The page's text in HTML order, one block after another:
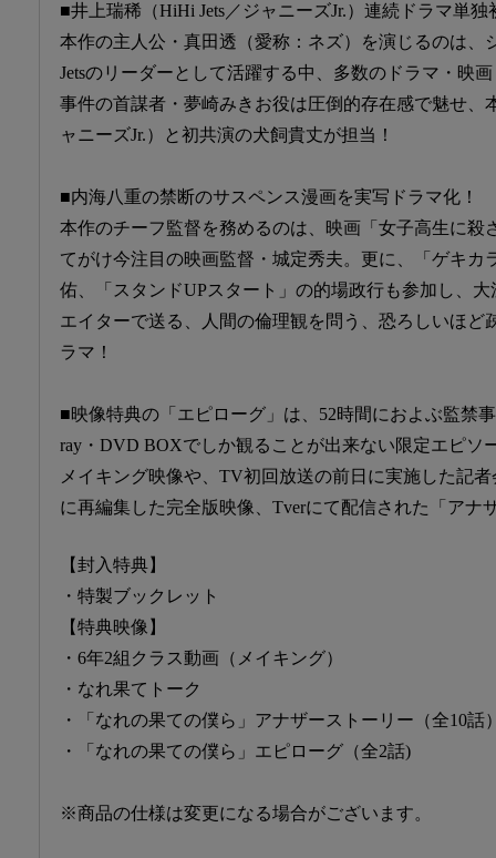
■井上瑞稀（HiHi Jets／ジャニーズJr.）連続ドラマ単独
本作の主人公・真田透（愛称：ネズ）を演じるのは、
Jetsのリーダーとして活躍する中、多数のドラマ・映
事件の首謀者・夢崎みきお役は圧倒的存在感で魅せ、
ャニーズJr.）と初共演の犬飼貴丈が担当！
■内海八重の禁断のサスペンス漫画を実写ドラマ化！
本作のチーフ監督を務めるのは、映画「女子高生に殺
てがけ今注目の映画監督・城定秀夫。更に、「ゲキカ
佑、「スタンドUPスタート」の的場政行も参加し、
エイターで送る、人間の倫理観を問う、恐ろしいほど
ラマ！
■映像特典の「エピローグ」は、52時間におよぶ監禁
ray・DVD BOXでしか観ることが出来ない限定エピソ
メイキング映像や、TV初回放送の前日に実施した記
に再編集した完全版映像、Tverにて配信された「アナ
【封入特典】
・特製ブックレット
【特典映像】
・6年2組クラス動画（メイキング）
・なれ果てトーク
・「なれの果ての僕ら」アナザーストーリー（全10話
・「なれの果ての僕ら」エピローグ（全2話)
※商品の仕様は変更になる場合がございます。